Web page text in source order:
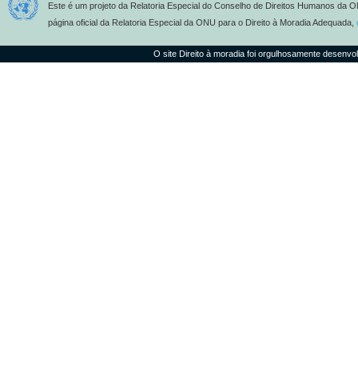
Este é um projeto da Relatoria Especial do Conselho de Direitos Humanos da
página oficial da Relatoria Especial da ONU para o Direito à Moradia Adequada,
O site Direito à moradia foi orgulhosamente